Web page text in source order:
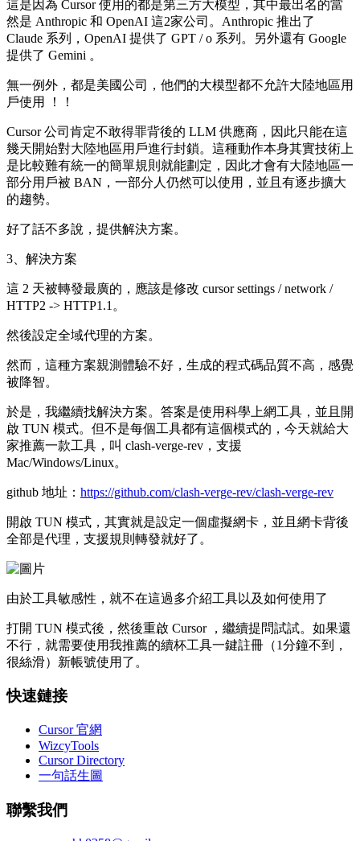
這是因為 Cursor 使用的都是第三方大模型，其中最出名的當
然是 Anthropic 和 OpenAI 這2家公司。Anthropic 推出了
Claude 系列，OpenAI 提供了 GPT / o 系列。另外還有 Google
提供了 Gemini 。
無一例外，都是美國公司，他們的大模型都不允許大陸地區用
戶使用 ！！
Cursor 公司肯定不敢得罪背後的 LLM 供應商，因此只能在這
幾天開始對大陸地區用戶進行封鎖。這種動作本身其實技術上
是比較難有統一的簡單規則就能劃定，因此才會有大陸地區一
部分用戶被 BAN，一部分人仍然可以使用，並且有逐步擴大
的趨勢。
好了話不多說，提供解決方案。
3、解決方案
這 2 天被轉發最廣的，應該是修改 cursor settings / network /
HTTP2 -> HTTP1.1。
然後設定全域代理的方案。
然而，這種方案親測體驗不好，生成的程式碼品質不高，感覺
被降智。
於是，我繼續找解決方案。答案是使用科學上網工具，並且開
啟 TUN 模式。但不是每個工具都有這個模式的，今天就給大
家推薦一款工具，叫 clash-verge-rev，支援
Mac/Windows/Linux。
github 地址： https://github.com/clash-verge-rev/clash-verge-rev
開啟 TUN 模式，其實就是設定一個虛擬網卡，並且網卡背後
全部是代理，支援規則轉發就好了。
由於工具敏感性，就不在這過多介紹工具以及如何使用了
打開 TUN 模式後，然後重啟 Cursor ，繼續提問試試。如果還
不行，就需要使用我推薦的續杯工具一鍵註冊（1分鐘不到，
很絲滑）新帳號使用了。
快速鏈接
Cursor 官網
WizcyTools
Cursor Directory
一句話生圖
聯繫我們